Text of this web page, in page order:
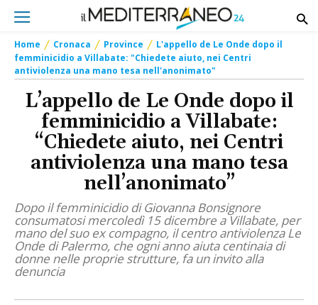
Home Cronaca Province
L'appello de Le Onde dopo il
femminicidio a Villabate: "Chiedete aiuto, nei Centri
antiviolenza una mano tesa nell'anonimato"
L’appello de Le Onde dopo il
femminicidio a Villabate:
“Chiedete aiuto, nei Centri
antiviolenza una mano tesa
nell’anonimato”
Dopo il femminicidio di Giovanna Bonsignore
consumatosi mercoledì 15 dicembre a Villabate, per
mano del suo ex compagno, il centro antiviolenza Le
Onde di Palermo, che ogni anno aiuta centinaia di
donne nelle proprie strutture, fa un invito alla
denuncia